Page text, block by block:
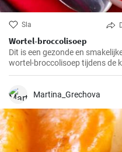
Sla
Wortel-broccolisoep
Dit is een gezonde en
wortel-broccolisoep tijdens de
Martina_Grechova